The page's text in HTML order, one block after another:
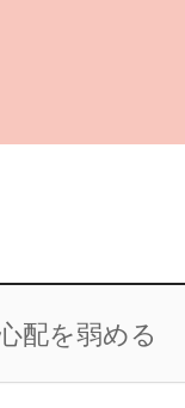
配を弱める